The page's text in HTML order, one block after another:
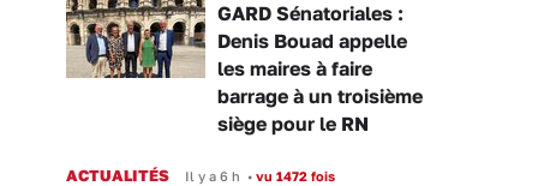
GARD Sénatoriales :
Denis Bouad appelle
les maires à faire
barrage à un troisième
siège pour le RN
ACTUALITÉS Il y a 6 h • vu 1472 fois